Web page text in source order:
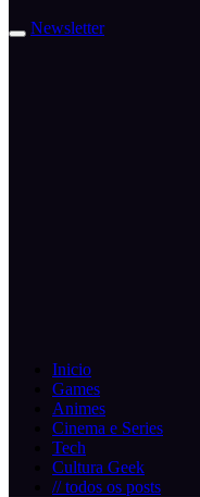
Newsletter
Inicio
Games
Animes
Cinema e Series
Tech
Cultura Geek
// todos os posts